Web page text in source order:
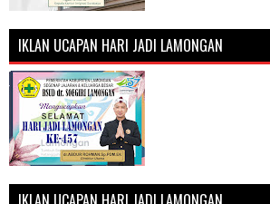
IKLAN UCAPAN HARI JADI LAMONGAN